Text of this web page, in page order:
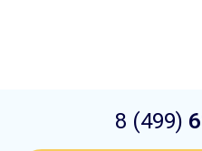
8 (499)